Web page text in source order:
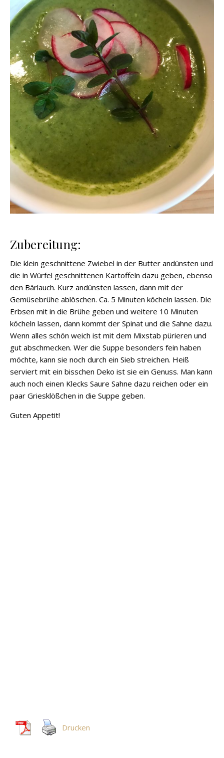
Zubereitung:
Die klein geschnittene Zwiebel in der Butter andünsten und
die in Würfel geschnittenen Kartoffeln dazu geben, ebenso
den Bärlauch. Kurz andünsten lassen, dann mit der
Gemüsebrühe ablöschen. Ca. 5 Minuten köcheln lassen. Die
Erbsen mit in die Brühe geben und weitere 10 Minuten
köcheln lassen, dann kommt der Spinat und die Sahne dazu.
Wenn alles schön weich ist mit dem Mixstab pürieren und
gut abschmecken. Wer die Suppe besonders fein haben
möchte, kann sie noch durch ein Sieb streichen. Heiß
serviert mit ein bisschen Deko ist sie ein Genuss. Man kann
auch noch einen Klecks Saure Sahne dazu reichen oder ein
paar Griesklößchen in die Suppe geben.
Guten Appetit!
Drucken